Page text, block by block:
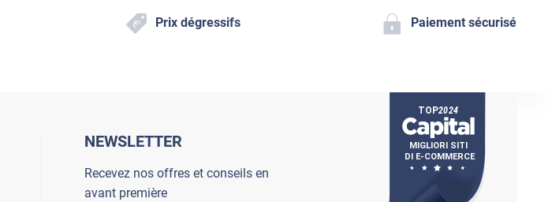
Prix dégressifs Paiement sécurisé
NEWSLETTER
Recevez nos offres et conseils en
avant première